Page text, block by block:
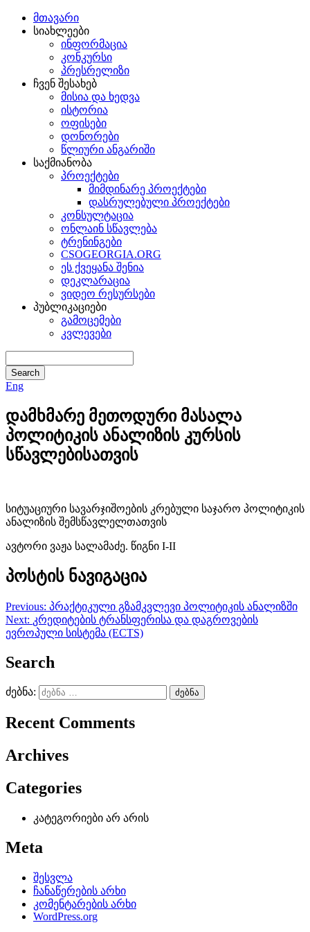
მთავარი
სიახლეები
ინფორმაცია
კონკურსი
პრესრელიზი
ჩვენ შესახებ
მისია და ხედვა
ისტორია
ოფისები
დონორები
წლიური ანგარიში
საქმიანობა
პროექტები
მიმდინარე პროექტები
დასრულებული პროექტები
კონსულტაცია
ონლაინ სწავლება
ტრენინგები
CSOGEORGIA.ORG
ეს ქვეყანა შენია
დეკლარაცია
ვიდეო რესურსები
პუბლიკაციები
გამოცემები
კვლევები
Eng
დამხმარე მეთოდური მასალა
პოლიტიკის ანალიზის კურსის
სწავლებისათვის
სიტუაციური სავარჯიშოების კრებული საჯარო პოლიტიკის
ანალიზის შემსწავლელთათვის
ავტორი ვაჟა სალამაძე. წიგნი I-II
პოსტის ნავიგაცია
Previous: პრაქტიკული გზამკვლევი პოლიტიკის ანალიზში
Next: კრედიტების ტრანსფერისა და დაგროვების
ევროპული სისტემა (ECTS)
Search
ძებნა:
Recent Comments
Archives
Categories
კატეგორიები არ არის
Meta
შესვლა
ჩანაწერების არხი
კომენტარების არხი
WordPress.org